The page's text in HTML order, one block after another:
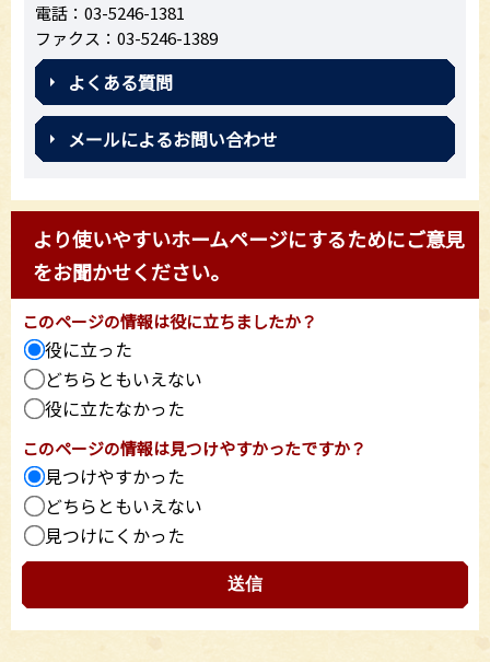
電話：03-5246-1381
ファクス：03-5246-1389
よくある質問
メールによるお問い合わせ
より使いやすいホームページにするためにご意見
をお聞かせください。
このページの情報は役に立ちましたか？
役に立った
どちらともいえない
役に立たなかった
このページの情報は見つけやすかったですか？
見つけやすかった
どちらともいえない
見つけにくかった